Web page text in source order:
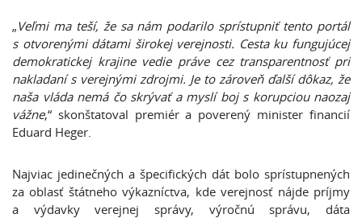
„Veľmi ma teší, že sa nám podarilo sprístupniť tento portál
s otvorenými dátami širokej verejnosti. Cesta ku fungujúcej
demokratickej krajine vedie práve cez transparentnosť pri
nakladaní s verejnými zdrojmi. Je to zároveň ďalší dôkaz, že
naša vláda nemá čo skrývať a myslí boj s korupciou naozaj
vážne,“ skonštatoval premiér a poverený minister financií
Eduard Heger.
Najviac jedinečných a špecifických dát bolo sprístupnených
za oblasť štátneho výkazníctva, kde verejnosť nájde príjmy
a výdavky verejnej správy, výročnú správu, dáta